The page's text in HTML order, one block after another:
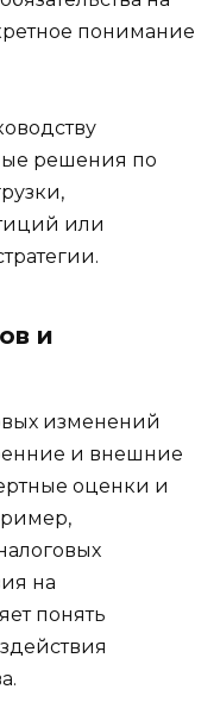
понимание
решения по
или
и
изменений
и внешние
оценки и
на
понять